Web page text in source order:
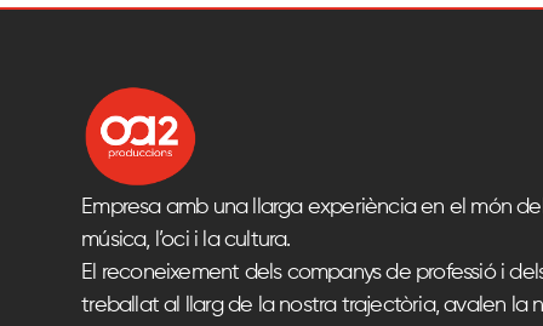
Empresa amb una llarga experiència en el món
música, l’oci i la cultura.
El reconeixement dels companys de professió i
treballat al llarg de la nostra trajectòria, avalen la